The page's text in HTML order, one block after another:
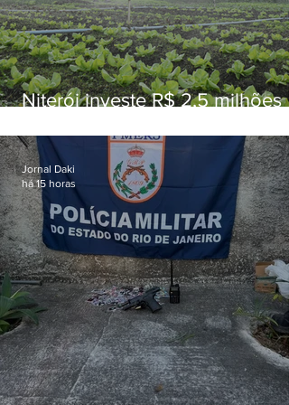
Niterói investe R$ 2,5 milhões
familiar para merenda escolar
Jornal Daki
há 15 horas